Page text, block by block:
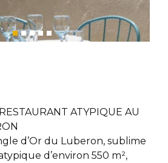
ATYPIQUE AU
d’Or du Luberon, sublime
d’environ 550 m²,